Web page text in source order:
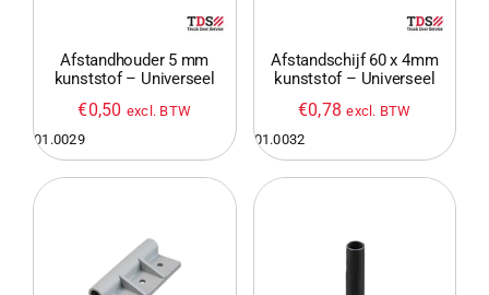
Staalkabels
Afdichtingen
Sloten
Panelen
Afstandhouder 5 mm
kunststof – Universeel
€0,50 excl. BTW
01.0029
Afstandschijf 60 x 4mm
kunststof – Universeel
€0,78 excl. BTW
01.0032